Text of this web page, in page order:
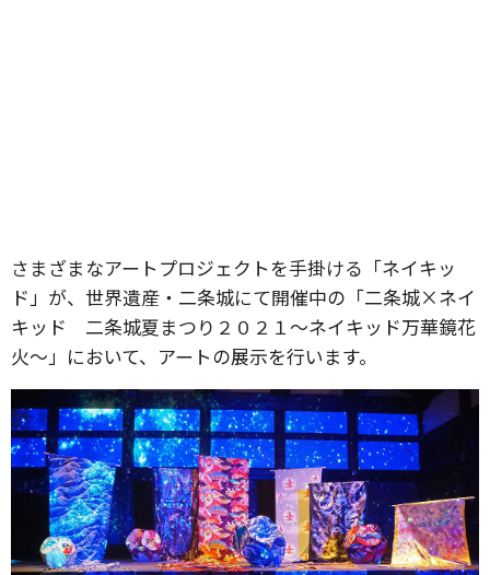
さまざまなアートプロジェクトを手掛ける「ネイキッ
ド」が、世界遺産・二条城にて開催中の「二条城×ネイ
キッド 二条城夏まつり２０２１〜ネイキッド万華鏡花
火〜」において、アートの展示を行います。